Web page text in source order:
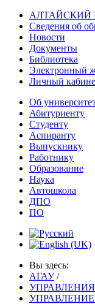
АЛТАЙСКИЙ
Сведения об
Новости
Документы
Библиотека
Электронный
Личный
Об
Абитуриенту
Студенту
Аспиранту
Выпускнику
Работнику
Образование
Наука
Автошкола
ДПО
ПО
Вы здесь:
АГАУ /